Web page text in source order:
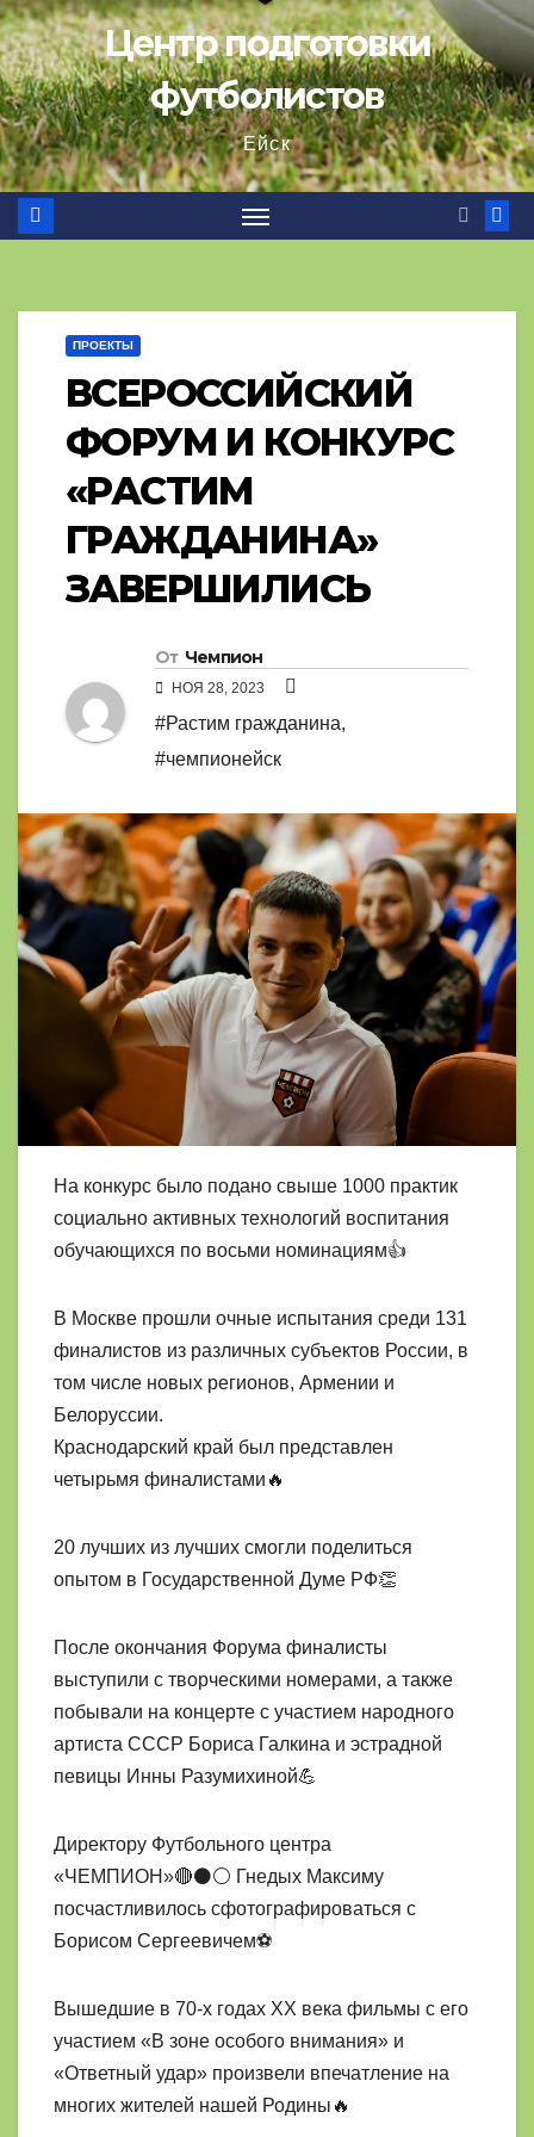
Центр подготовки
футболистов
Ейск
ПРОЕКТЫ
ВСЕРОССИЙСКИЙ
ФОРУМ И КОНКУРС
«РАСТИМ
ГРАЖДАНИНА»
ЗАВЕРШИЛИСЬ
От Чемпион
НОЯ 28, 2023
#Растим гражданина,
#чемпионейск
На конкурс было подано свыше 1000 практик
социально активных технологий воспитания
обучающихся по восьми номинациям👍
В Москве прошли очные испытания среди 131
финалистов из различных субъектов России, в
том числе новых регионов, Армении и
Белоруссии.
Краснодарский край был представлен
четырьмя финалистами🔥
20 лучших из лучших смогли поделиться
опытом в Государственной Думе РФ👏
После окончания Форума финалисты
выступили с творческими номерами, а также
побывали на концерте с участием народного
артиста СССР Бориса Галкина и эстрадной
певицы Инны Разумихиной💪
Директору Футбольного центра
«ЧЕМПИОН»🔴⚫⚪ Гнедых Максиму
посчастливилось сфотографироваться с
Борисом Сергеевичем⚽
Вышедшие в 70-х годах ХХ века фильмы с его
участием «В зоне особого внимания» и
«Ответный удар» произвели впечатление на
многих жителей нашей Родины🔥